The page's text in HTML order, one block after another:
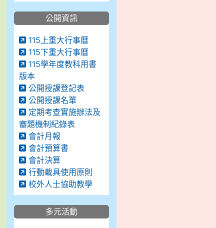
公開資訊
115上重大行事曆
115下重大行事曆
115學年度教科用書
版本
公開授課登記表
公開授課名單
定期考查實施辦法及
審題機制紀錄表
會計月報
會計預算書
會計決算
行動載具使用原則
校外人士協助教學
多元活動